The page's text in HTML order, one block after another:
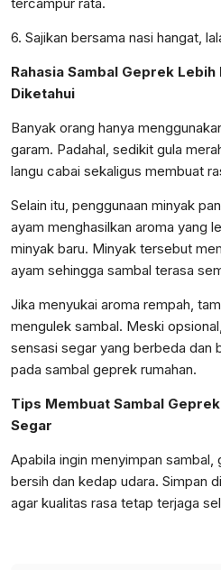
6. Sajikan bersama nasi hangat,
Rahasia Sambal Geprek
Diketahui
Banyak orang hanya
garam. Padahal, sedikit gula
langu cabai sekaligus membuat
Selain itu, penggunaan minyak
ayam menghasilkan aroma yang
minyak baru. Minyak tersebut
ayam sehingga sambal terasa
Jika menyukai aroma rempah,
mengulek sambal. Meski
sensasi segar yang berbeda dan
pada sambal geprek rumahan.
Tips Membuat Sambal
Segar
Apabila ingin menyimpan sambal,
bersih dan kedap udara. Simpan
agar kualitas rasa tetap terjaga